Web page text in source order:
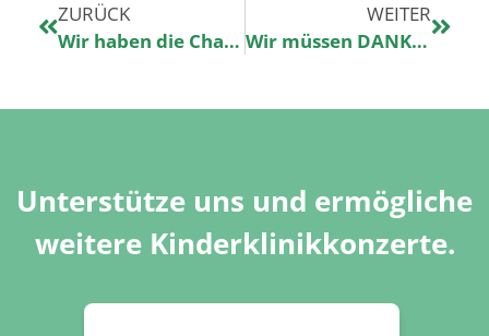
ZURÜCK
Wir haben die Chance auf den Deutschen Engagementpreis und auf 10.000€
WEITER
Wir müssen DANKE sagen!
Unterstütze uns und ermögliche
weitere Kinderklinikkonzerte.